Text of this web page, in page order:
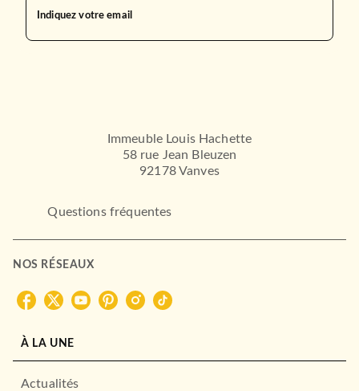
Indiquez votre email
Immeuble Louis Hachette
58 rue Jean Bleuzen
92178 Vanves
Questions fréquentes
NOS RÉSEAUX
À LA UNE
Actualités